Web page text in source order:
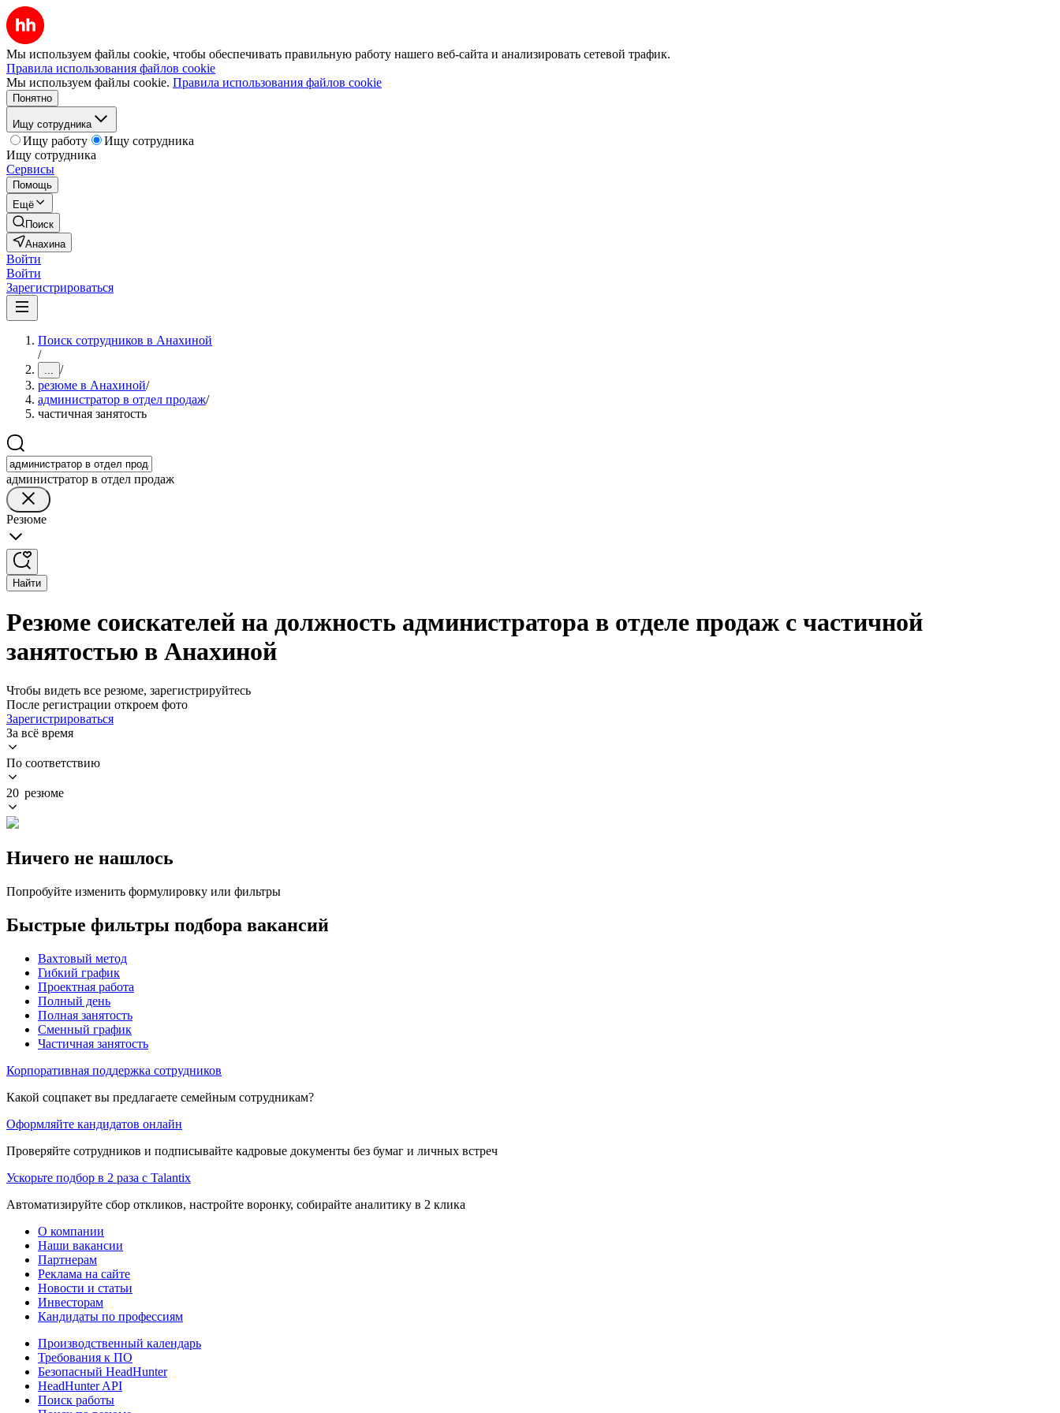
Мы используем файлы cookie, чтобы обеспечивать правильную работу нашего веб-сайта и анализировать сетевой трафик.
Правила использования файлов cookie
Мы используем файлы cookie. Правила использования файлов cookie
Понятно
Ищу сотрудника
Ищу работу
Ищу сотрудника
Ищу сотрудника
Сервисы
Помощь
Ещё
Поиск
Анахина
Войти
Войти
Зарегистрироваться
Поиск сотрудников в Анахиной
/
... /
резюме в Анахиной/
администратор в отдел продаж/
частичная занятость
администратор в отдел продаж
Резюме
Найти
Резюме соискателей на должность администратора в отделе продаж с частичной
занятостью в Анахиной
Чтобы видеть все резюме, зарегистрируйтесь
После регистрации откроем фото
Зарегистрироваться
За всё время
По соответствию
20 резюме
Ничего не нашлось
Попробуйте изменить формулировку или фильтры
Быстрые фильтры подбора вакансий
Вахтовый метод
Гибкий график
Проектная работа
Полный день
Полная занятость
Сменный график
Частичная занятость
Корпоративная поддержка сотрудников
Какой соцпакет вы предлагаете семейным сотрудникам?
Оформляйте кандидатов онлайн
Проверяйте сотрудников и подписывайте кадровые документы без бумаг и личных встреч
Ускорьте подбор в 2 раза с Talantix
Автоматизируйте сбор откликов, настройте воронку, собирайте аналитику в 2 клика
О компании
Наши вакансии
Партнерам
Реклама на сайте
Новости и статьи
Инвесторам
Кандидаты по профессиям
Производственный календарь
Требования к ПО
Безопасный HeadHunter
HeadHunter API
Поиск работы